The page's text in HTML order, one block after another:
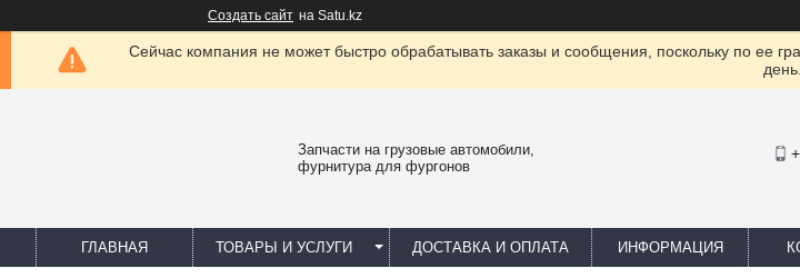
Создать сайт на Satu.kz
Сейчас компания не может быстро обрабатывать заказы и сообщения, поскольку по ее
день.
Запчасти на грузовые автомобили,
фурнитура для фургонов
ГЛАВНАЯ ТОВАРЫ И УСЛУГИ ДОСТАВКА И ОПЛАТА ИНФОРМАЦИЯ